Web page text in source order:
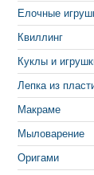
Елочные
Квиллинг
Куклы и
Лепка из
Макраме
Мыловарение
Оригами